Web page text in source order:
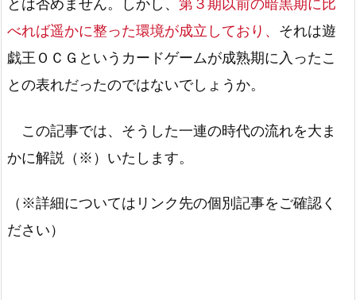
とは否めません。しかし、 第３期以前の暗黒期に比
べれば遥かに整った環境が成立しており、 それは遊
戯王ＯＣＧというカードゲームが成熟期に入ったこ
との表れだったのではないでしょうか。
この記事では、そうした一連の時代の流れを大ま
かに解説（※）いたします。
（※詳細についてはリンク先の個別記事をご確認く
ださい）